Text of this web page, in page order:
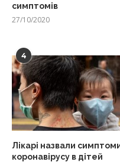
симптомів
27/10/2020
4
Лікарі назвали
коронавірусу в дітей